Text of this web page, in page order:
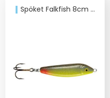
Spöket Falkfish 8cm 18g